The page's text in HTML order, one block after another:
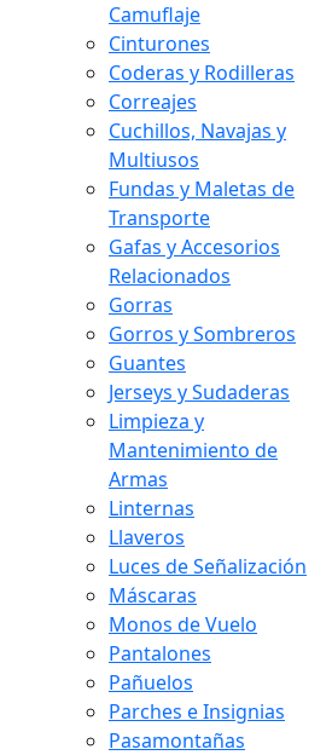
Camuflaje
Cinturones
Coderas y Rodilleras
Correajes
Cuchillos, Navajas y
Multiusos
Fundas y Maletas de
Transporte
Gafas y Accesorios
Relacionados
Gorras
Gorros y Sombreros
Guantes
Jerseys y Sudaderas
Limpieza y
Mantenimiento de
Armas
Linternas
Llaveros
Luces de Señalización
Máscaras
Monos de Vuelo
Pantalones
Pañuelos
Parches e Insignias
Pasamontañas